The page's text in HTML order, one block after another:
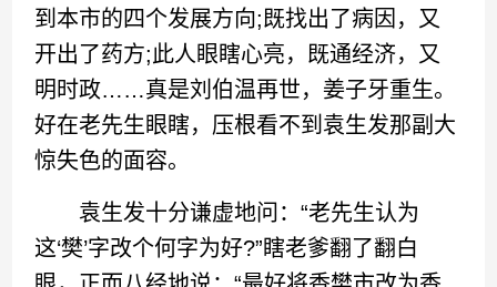
到本市的四个发展方向;既找出了病因，又
开出了药方;此人眼瞎心亮，既通经济，又
明时政……真是刘伯温再世，姜子牙重生。
好在老先生眼瞎，压根看不到袁生发那副大
惊失色的面容。
袁生发十分谦虚地问：“老先生认为
这‘樊’字改个何字为好?”瞎老爹翻了翻白